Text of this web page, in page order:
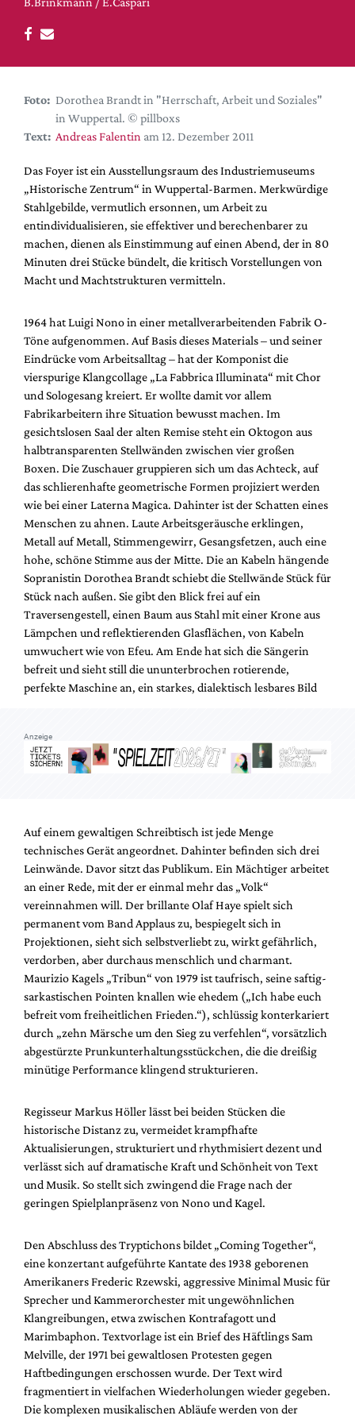
DdB-map
Kalender
Premierensuche
Hefte
Alle Hefte
Leseproben
Podcast
Service
Shop / Abo
Newsletter
Autor:innen
Partner
Mediadaten
Suche
Foto: Dorothea Brandt in "Herrschaft, Arbeit und Soziales"
in Wuppertal. © pillboxs
Text: Andreas Falentin am 12. Dezember 2011
Das Foyer ist ein Ausstellungsraum des Industriemuseums
„Historische Zentrum“ in Wuppertal-Barmen. Merkwürdige
Stahlgebilde, vermutlich ersonnen, um Arbeit zu
entindividualisieren, sie effektiver und berechenbarer zu
machen, dienen als Einstimmung auf einen Abend, der in 80
Minuten drei Stücke bündelt, die kritisch Vorstellungen von
Macht und Machtstrukturen vermitteln.
1964 hat Luigi Nono in einer metallverarbeitenden Fabrik O-
Töne aufgenommen. Auf Basis dieses Materials – und seiner
Eindrücke vom Arbeitsalltag – hat der Komponist die
vierspurige Klangcollage „La Fabbrica Illuminata“ mit Chor
und Sologesang kreiert. Er wollte damit vor allem
Fabrikarbeitern ihre Situation bewusst machen. Im
gesichtslosen Saal der alten Remise steht ein Oktogon aus
halbtransparenten Stellwänden zwischen vier großen
Boxen. Die Zuschauer gruppieren sich um das Achteck, auf
das schlierenhafte geometrische Formen projiziert werden
wie bei einer Laterna Magica. Dahinter ist der Schatten eines
Menschen zu ahnen. Laute Arbeitsgeräusche erklingen,
Metall auf Metall, Stimmengewirr, Gesangsfetzen, auch eine
hohe, schöne Stimme aus der Mitte. Die an Kabeln hängende
Sopranistin Dorothea Brandt schiebt die Stellwände Stück für
Stück nach außen. Sie gibt den Blick frei auf ein
Traversengestell, einen Baum aus Stahl mit einer Krone aus
Lämpchen und reflektierenden Glasflächen, von Kabeln
umwuchert wie von Efeu. Am Ende hat sich die Sängerin
befreit und sieht still die ununterbrochen rotierende,
perfekte Maschine an, ein starkes, dialektisch lesbares Bild
Anzeige
Auf einem gewaltigen Schreibtisch ist jede Menge
technisches Gerät angeordnet. Dahinter befinden sich drei
Leinwände. Davor sitzt das Publikum. Ein Mächtiger arbeitet
an einer Rede, mit der er einmal mehr das „Volk“
vereinnahmen will. Der brillante Olaf Haye spielt sich
permanent vom Band Applaus zu, bespiegelt sich in
Projektionen, sieht sich selbstverliebt zu, wirkt gefährlich,
verdorben, aber durchaus menschlich und charmant.
Maurizio Kagels „Tribun“ von 1979 ist taufrisch, seine saftig-
sarkastischen Pointen knallen wie ehedem („Ich habe euch
befreit vom freiheitlichen Frieden.“), schlüssig konterkariert
durch „zehn Märsche um den Sieg zu verfehlen“, vorsätzlich
abgestürzte Prunkunterhaltungsstückchen, die die dreißig
minütige Performance klingend strukturieren.
Regisseur Markus Höller lässt bei beiden Stücken die
historische Distanz zu, vermeidet krampfhafte
Aktualisierungen, strukturiert und rhythmisiert dezent und
verlässt sich auf dramatische Kraft und Schönheit von Text
und Musik. So stellt sich zwingend die Frage nach der
geringen Spielplanpräsenz von Nono und Kagel.
Den Abschluss des Tryptichons bildet „Coming Together“,
eine konzertant aufgeführte Kantate des 1938 geborenen
Amerikaners Frederic Rzewski, aggressive Minimal Music für
Sprecher und Kammerorchester mit ungewöhnlichen
Klangreibungen, etwa zwischen Kontrafagott und
Marimbaphon. Textvorlage ist ein Brief des Häftlings Sam
Melville, der 1971 bei gewaltlosen Protesten gegen
Haftbedingungen erschossen wurde. Der Text wird
fragmentiert in vielfachen Wiederholungen wieder gegeben.
Die komplexen musikalischen Abläufe werden von der